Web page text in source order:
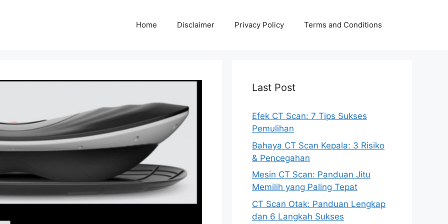
Home Disclaimer Privacy Policy Terms and Conditions
Last Post
Efek CT Scan: 7 Tips Sukses
Pemulihan
Bahaya CT Scan Kepala: 3 Risiko
& Pencegahan
Mesin CT Scan: Panduan Jitu
Memilih yang Paling Tepat
CT Scan Otak: Panduan Lengkap
dan 6 Langkah Sukses